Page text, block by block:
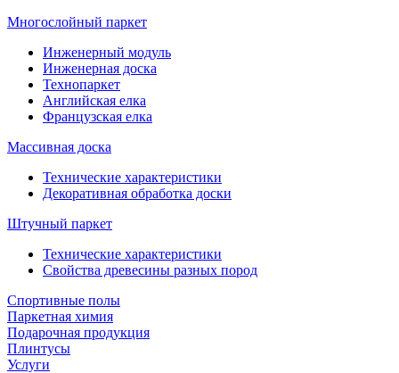
Многослойный паркет
Инженерный модуль
Инженерная доска
Технопаркет
Английская елка
Французская елка
Массивная доска
Технические характеристики
Декоративная обработка доски
Штучный паркет
Технические характеристики
Свойства древесины разных пород
Спортивные полы
Паркетная химия
Подарочная продукция
Плинтусы
Услуги